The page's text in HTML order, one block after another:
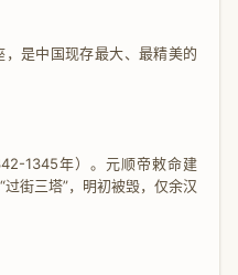
是中国现存最大、最精美的
1345年）。元顺帝敕命建
街三塔”，明初被毁，仅余汉